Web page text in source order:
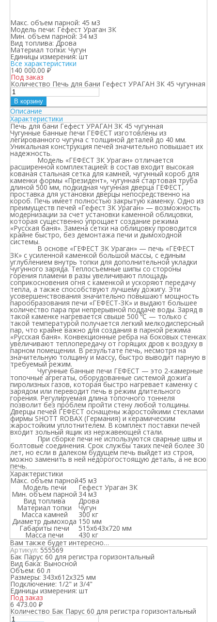
Макс. объем парной: 45 м3
Модель печи: Гефест Ураган ЗК
Мин. объем парной: 34 м3
Вид топлива: Дрова
Материал топки: Чугун
Единицы измерения: шт
Все характеристики
140 000.00 ₽
Под заказ
Количество Печь для бани Гефест УРАГАН ЗК 45 чугунная
В корзину
Описание
Характеристики
Печь для бани Гефест УРАГАН ЗК 45 чугунная
Чугунные банные печи ГЕФЕСТ изготовлены из
легированного чугуна с толщиной деталей до 40 мм.
Уникальная конструкция печей значительно повышает их
надежность.
Модель «ГЕФЕСТ ЗК Ураган» отличается
расширенной комплектацией: в состав входит высокая
кованая стальная сетка для камней, чугунный короб для
каменки формы «Президент», чугунная стартовая труба
длиной 500 мм, подкидная чугунная дверца ГЕФЕСТ,
проставка для установки дверцы непосредственно на
короб. Печь имеет полностью закрытую каменку. Одно из
преимуществ печей «Гефест ЗК Ураган» — возможность
модернизации за счет установки каменной облицовки,
которая существенно упрощает создание режима
«Русская баня». Замена сетки на облицовку проводится
крайне быстро, без демонтажа печи и дымоходной
системы.
В основе «ГЕФЕСТ ЗК Ураган» — печь «ГЕФЕСТ
ЗК» с усиленной каменкой большой массы, с единым
углублением внутрь топки для дополнительной укладки
чугунного заряда. Теплосъемные шипы со стороны
горения пламени в разы увеличивают площадь
соприкосновения огня с каменкой и ускоряют передачу
тепла, а также способствуют лучшему дожигу. Эти
усовершенствования значительно повышают мощность
парообразования печи «ГЕФЕСТ-ЗК» и выдают большее
количество пара при непрерывной поддаче воды. Заряд в
такой каменке нагревается свыше 500 ⁰С — только с
такой температурой получается легкий мелкодисперсный
пар, что крайне важно для создания в парной режима
«Русская баня». Конвекционные ребра на боковых стенках
увеличивают теплопередачу от горящих дров к воздуху в
парном помещении. В результате печь, несмотря на
значительную толщину и массу, быстро выводит парную в
требуемый режим.
Чугунные банные печи ГЕФЕСТ — это 2-камерные
топочные агрегаты, оборудованные системой дожига
пиролизных газов, которая быстро нагревает каменку с
зарядом или переводит печь в режим длительного
горения. Регулируемая длина топочного тоннеля
позволит без проблем пройти стену любой толщины.
Дверцы печей ГЕФЕСТ оснащены жаростойкими стеклами
фирмы SHOTT ROBAX (Германия) и керамическим
жаростойким уплотнителем. В комплект поставки печей
входит зольный ящик из нержавеющей стали.
При сборке печи не используются сварные швы и
болтовые соединения. Срок службы таких печей более 30
лет, но если в далеком будущем печь выйдет из строя,
можно заменить в ней недорогостоящую деталь, а не всю
печь.
Характеристики
Макс. объем парной45 м3
Модель печи Гефест Ураган ЗК
Мин. объем парной 34 м3
Вид топлива Дрова
Материал топки Чугун
Масса камней 300 кг
Диаметр дымохода 150 мм
Габариты печи 515х643х720 мм
Масса печи
430 кг
Вам также будет интересно…
Артикул:555569
Бак Парус 60 для регистра горизонтальный
Вид бака: Выносной
Объем: 60 л
Размеры: 343х612х325 мм
Подключение: 1/2" и 3/4"
Единицы измерения: шт
Под заказ
6 473.00 ₽
Количество Бак Парус 60 для регистра горизонтальный